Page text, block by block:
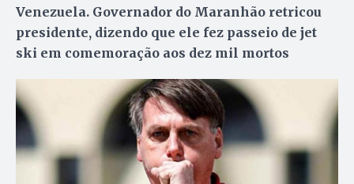
Venezuela. Governador do Maranhão retricou
presidente, dizendo que ele fez passeio de jet
ski em comemoração aos dez mil mortos